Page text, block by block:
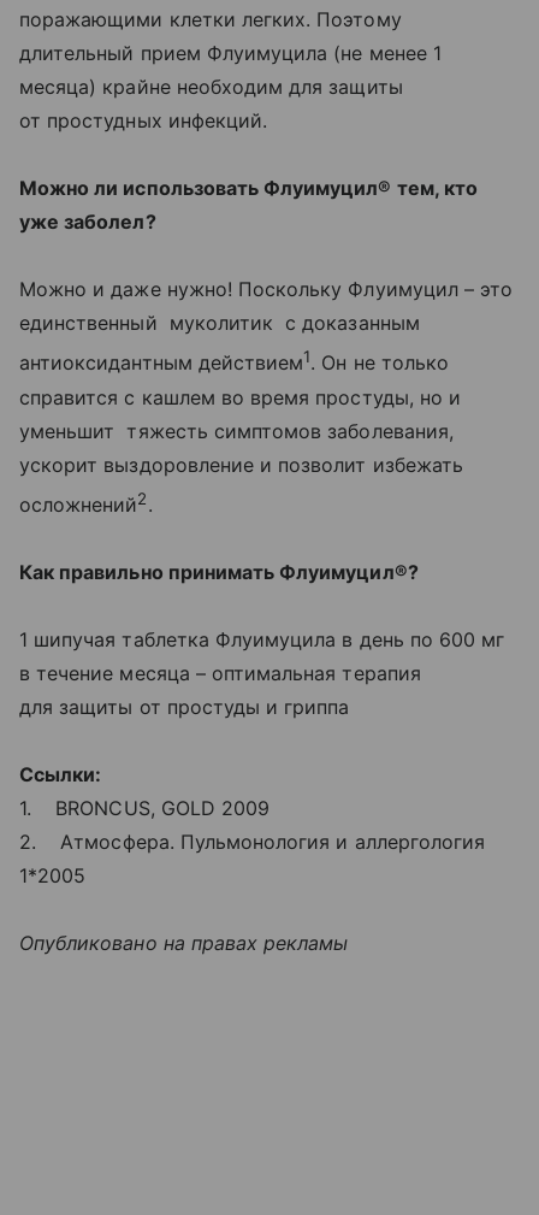
поражающими клетки легких. Поэтому
длительный прием Флуимуцила (не менее 1
месяца) крайне необходим для защиты
от простудных инфекций.
Можно ли использовать Флуимуцил® тем, кто
уже заболел?
Можно и даже нужно! Поскольку Флуимуцил – это
единственный муколитик с доказанным
антиоксидантным действием1. Он не только
справится с кашлем во время простуды, но и
уменьшит тяжесть симптомов заболевания,
ускорит выздоровление и позволит избежать
осложнений2.
Как правильно принимать Флуимуцил®?
1 шипучая таблетка Флуимуцила в день по 600 мг
в течение месяца – оптимальная терапия
для защиты от простуды и гриппа
Ссылки:
1. BRONCUS, GOLD 2009
2. Атмосфера. Пульмонология и аллергология
1*2005
Опубликовано на правах рекламы